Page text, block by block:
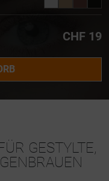
CHF 19
GESTYLTE,